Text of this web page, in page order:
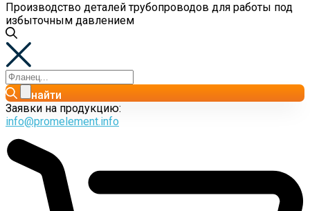
Производство деталей трубопроводов для работы под
избыточным давлением
найти
Заявки на продукцию:
info@promelement.info